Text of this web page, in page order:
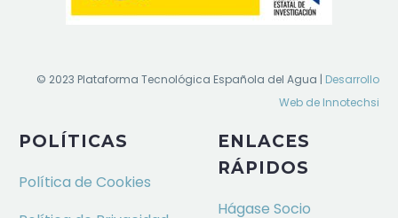
© 2023 Plataforma Tecnológica Española del Agua | Desarrollo
Web de Innotechsi
POLÍTICAS
Política de Cookies
ENLACES
RÁPIDOS
Hágase Socio